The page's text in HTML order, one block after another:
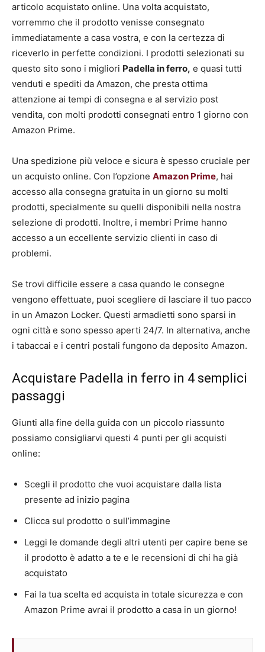
articolo acquistato online. Una volta acquistato,
vorremmo che il prodotto venisse consegnato
immediatamente a casa vostra, e con la certezza di
riceverlo in perfette condizioni. I prodotti selezionati su
questo sito sono i migliori Padella in ferro, e quasi tutti
venduti e spediti da Amazon, che presta ottima
attenzione ai tempi di consegna e al servizio post
vendita, con molti prodotti consegnati entro 1 giorno con
Amazon Prime.
Una spedizione più veloce e sicura è spesso cruciale per
un acquisto online. Con l’opzione Amazon Prime, hai
accesso alla consegna gratuita in un giorno su molti
prodotti, specialmente su quelli disponibili nella nostra
selezione di prodotti. Inoltre, i membri Prime hanno
accesso a un eccellente servizio clienti in caso di
problemi.
Se trovi difficile essere a casa quando le consegne
vengono effettuate, puoi scegliere di lasciare il tuo pacco
in un Amazon Locker. Questi armadietti sono sparsi in
ogni città e sono spesso aperti 24/7. In alternativa, anche
i tabaccai e i centri postali fungono da deposito Amazon.
Acquistare Padella in ferro in 4 semplici
passaggi
Giunti alla fine della guida con un piccolo riassunto
possiamo consigliarvi questi 4 punti per gli acquisti
online:
Scegli il prodotto che vuoi acquistare dalla lista
presente ad inizio pagina
Clicca sul prodotto o sull’immagine
Leggi le domande degli altri utenti per capire bene se
il prodotto è adatto a te e le recensioni di chi ha già
acquistato
Fai la tua scelta ed acquista in totale sicurezza e con
Amazon Prime avrai il prodotto a casa in un giorno!